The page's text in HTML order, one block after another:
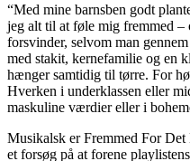
“Med mine barnsben godt
jeg alt til at føle mig fremmed
forsvinder, selvom man
med stakit, kernefamilie og en
hænger samtidig til tørre. For
Hverken i underklassen eller
maskuline værdier eller i
Musikalsk er Fremmed For
et forsøg på at forene